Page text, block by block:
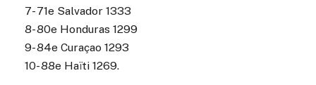
7- 71e Salvador 1333
8- 80e Honduras 1299
9- 84e Curaçao 1293
10- 88e Haïti 1269.